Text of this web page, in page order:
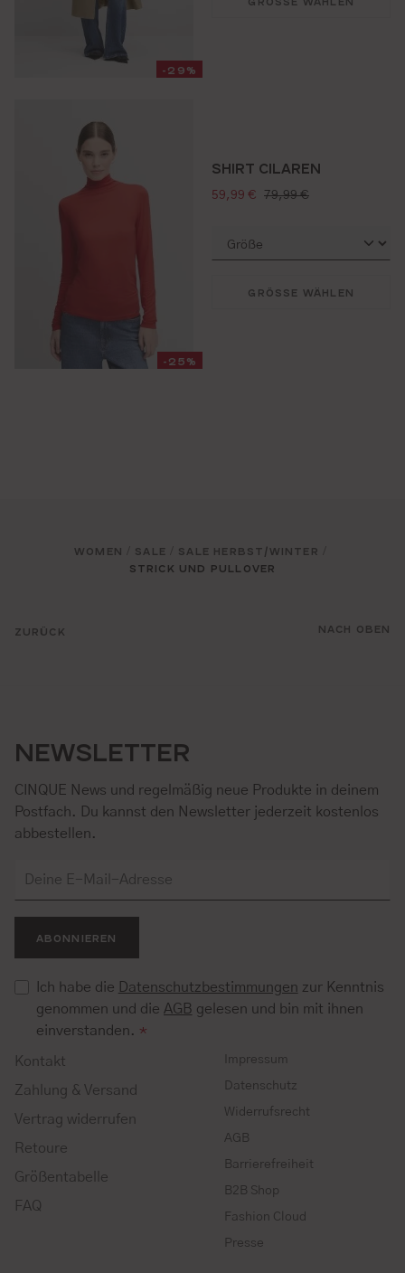
-29%
-25%
SHIRT CILAREN
verkaufspreis:
59,99 € regulärer preis:
79,99 €
GRÖSSE WÄHLEN
ZURÜCK
WOMEN SALE SALE HERBST/WINTER
STRICK UND PULLOVER
NACH OBEN
NEWSLETTER
CINQUE News und regelmäßig neue Produkte in deinem
Postfach. Du kannst den Newsletter jederzeit kostenlos
abbestellen.
ABONNIEREN
Ich habe die Datenschutzbestimmungen zur Kenntnis
genommen und die AGB gelesen und bin mit ihnen
einverstanden. *
Kontakt
Zahlung & Versand
Vertrag widerrufen
Retoure
Größentabelle
FAQ
Impressum
Datenschutz
Widerrufsrecht
AGB
Barrierefreiheit
B2B Shop
Fashion Cloud
Presse